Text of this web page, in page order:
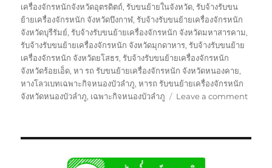
เครื่องจักรหนักจังหวัดอุตรดิตถ์,รับขนย้ายในจังหวัด,รับจ้างรับขน
ย้ายเครื่องจักรหนัก จังหวัดบึงกาฬ,รับจ้างรับขนย้ายเครื่องจักรหนัก
จังหวัดบุรีรัมย์,รับจ้างรับขนย้ายเครื่องจักรหนัก จังหวัดมหาสารคาม,
รับจ้างรับขนย้ายเครื่องจักรหนัก จังหวัดมุกดาหาร,รับจ้างรับขนย้าย
เครื่องจักรหนัก จังหวัดยโสธร,รับจ้างรับขนย้ายเครื่องจักรหนัก
จังหวัดร้อยเอ็ด,หา รถ รับขนย้ายเครื่องจักรหนัก จังหวัดหนองคาย,
หางโลวเบทเฉพาะกิจหนองบัวลำภู,หารถ รับขนย้ายเครื่องจักรหนัก
จังหวัดหนองบัวลำภู, เฉพาะกิจหนองบัวลำภู Leave a commenton